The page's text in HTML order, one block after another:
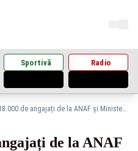
Sportivă Radio
Aproape 18.000 de angajați de la ANAF și Ministerul Finanțelor lasă birourile goale în semn de protest față de tăierile salariale
de la ANAF